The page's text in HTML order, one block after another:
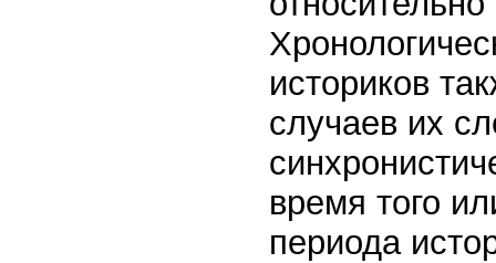
историков
случаев их
время того
периода